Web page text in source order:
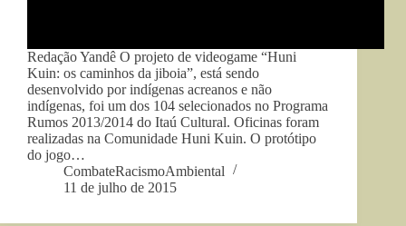
Redação Yandê O projeto de videogame “Huni
Kuin: os caminhos da jiboia”, está sendo
desenvolvido por indígenas acreanos e não
indígenas, foi um dos 104 selecionados no Programa
Rumos 2013/2014 do Itaú Cultural. Oficinas foram
realizadas na Comunidade Huni Kuin. O protótipo
do jogo…
CombateRacismoAmbiental
11 de julho de 2015